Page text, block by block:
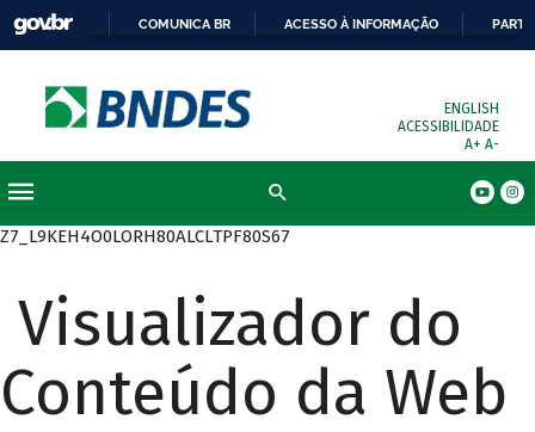
COMUNICA BR ACESSO À INFORMAÇÃO
ENGLISH
ACESSIBILIDADE
A+ A-
Z7_L9KEH4O0LORH80ALCLTPF80S67
Visualizador do
Conteúdo da Web